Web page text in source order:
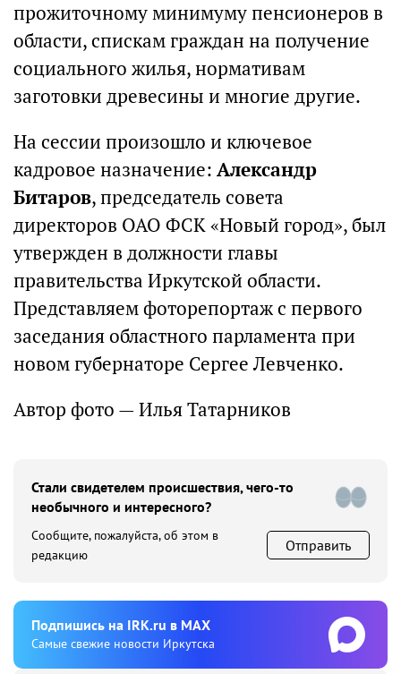
прожиточному минимуму пенсионеров в
области, спискам граждан на получение
социального жилья, нормативам
заготовки древесины и многие другие.
На сессии произошло и ключевое
кадровое назначение: Александр
Битаров, председатель совета
директоров ОАО ФСК «Новый город», был
утвержден в должности главы
правительства Иркутской области.
Представляем фоторепортаж с первого
заседания областного парламента при
новом губернаторе Сергее Левченко.
Автор фото — Илья Татарников
Стали свидетелем происшествия, чего-то
необычного и интересного?
Сообщите, пожалуйста, об этом в
редакцию
Отправить
Подпишиcь на IRK.ru в MAX
Cамые свежие новости Иркутска